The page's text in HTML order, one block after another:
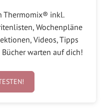
Thermomix® inkl.
Wochenpläne
Videos, Tipps
Bücher warten auf dich!